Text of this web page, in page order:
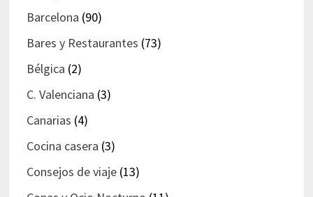
Barcelona (90)
Bares y Restaurantes (73)
Bélgica (2)
C. Valenciana (3)
Canarias (4)
Cocina casera (3)
Consejos de viaje(13)